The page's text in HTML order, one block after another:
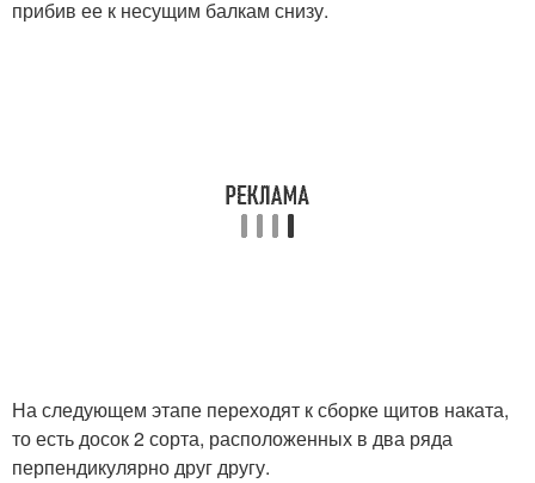
прибив ее к несущим балкам снизу.
На следующем этапе переходят к сборке щитов наката,
то есть досок 2 сорта, расположенных в два ряда
перпендикулярно друг другу.